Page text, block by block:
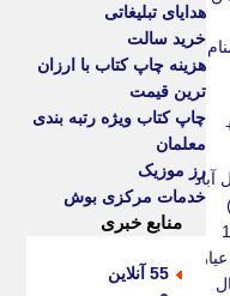
آباد
16
مرداد 1405؛ نرخ سکه، طلای 18 عیار،
هدایای تبلیغاتی
خرید سالت
هزینه چاپ کتاب با ارزان
ترین قیمت
چاپ کتاب ویژه رتبه بندی
معلمان
رز موزیک
خدمات مرکزی بوش
منابع خبری
55 آنلاین